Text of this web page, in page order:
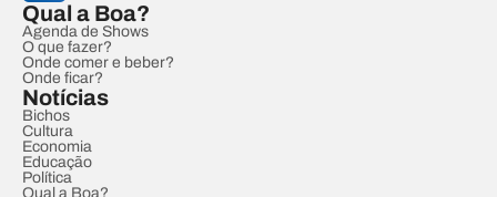
Qual a Boa?
Agenda de Shows
O que fazer?
Onde comer e beber?
Onde ficar?
Notícias
Bichos
Cultura
Economia
Educação
Política
Qual a Boa?